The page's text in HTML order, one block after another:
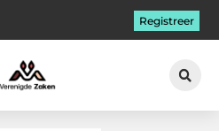
Registreer